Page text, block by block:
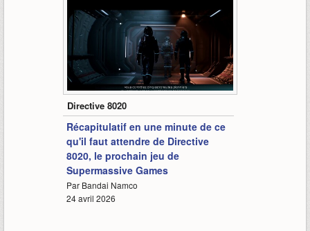
1:04
Directive 8020
Récapitulatif en une minute de ce
qu'il faut attendre de Directive
8020, le prochain jeu de
Supermassive Games
Par Bandai Namco
24 avril 2026